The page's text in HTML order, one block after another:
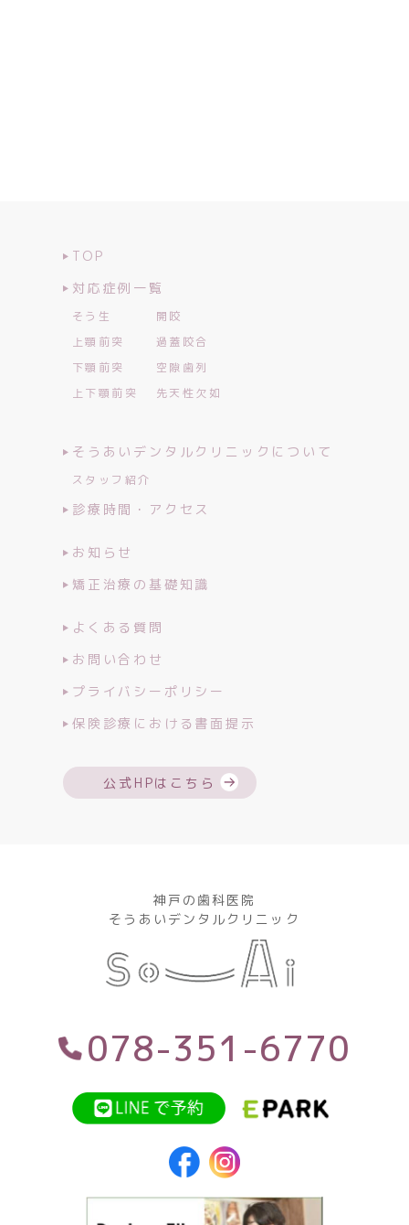
TOP
対応症例一覧
そう生
上顎前突
下顎前突
上下顎前突
開咬
過蓋咬合
空隙歯列
先天性欠如
そうあいデンタルクリニックについて
スタッフ紹介
診療時間・アクセス
お知らせ
矯正治療の基礎知識
よくある質問
お問い合わせ
プライバシーポリシー
保険診療における書面提示
公式HPはこちら
神戸の歯科医院
そうあいデンタルクリニック
078-351-6770